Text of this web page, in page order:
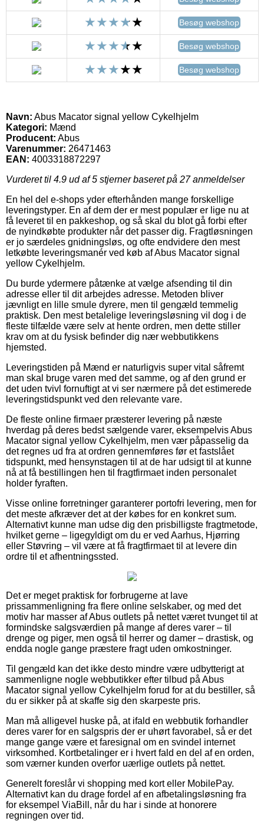
Besøg webshop
Besøg webshop
Besøg webshop
Navn: Abus Macator signal yellow Cykelhjelm
Kategori: Mænd
Producent: Abus
Varenummer: 26471463
EAN: 4003318872297
Vurderet til 4.9 ud af 5 stjerner baseret på 27anmeldelser
En hel del e-shops yder efterhånden mange forskellige
leveringstyper. En af dem der er mest populær er lige nu at
få leveret til en pakkeshop, og så skal du blot gå forbi efter
de nyindkøbte produkter når det passer dig. Fragtløsningen
er jo særdeles gnidningsløs, og ofte endvidere den mest
letkøbte leveringsmanér ved køb af Abus Macator signal
yellow Cykelhjelm.
Du burde ydermere påtænke at vælge afsending til din
adresse eller til dit arbejdes adresse. Metoden bliver
jævnligt en lille smule dyrere, men til gengæld temmelig
praktisk. Den mest betalelige leveringsløsning vil dog i de
fleste tilfælde være selv at hente ordren, men dette stiller
krav om at du fysisk befinder dig nær webbutikkens
hjemsted.
Leveringstiden på Mænd er naturligvis super vital såfremt
man skal bruge varen med det samme, og af den grund er
det uden tvivl fornuftigt at vi ser nærmere på det estimerede
leveringstidspunkt ved den relevante vare.
De fleste online firmaer præsterer levering på næste
hverdag på deres bedst sælgende varer, eksempelvis Abus
Macator signal yellow Cykelhjelm, men vær påpasselig da
det regnes ud fra at ordren gennemføres før et fastslået
tidspunkt, med hensynstagen til at de har udsigt til at kunne
nå at få bestillingen hen til fragtfirmaet inden personalet
holder fyraften.
Visse online forretninger garanterer portofri levering, men for
det meste afkræver det at der købes for en konkret sum.
Alternativt kunne man udse dig den prisbilligste fragtmetode,
hvilket gerne – ligegyldigt om du er ved Aarhus, Hjørring
eller Støvring – vil være at få fragtfirmaet til at levere din
ordre til et afhentningssted.
Det er meget praktisk for forbrugerne at lave
prissammenligning fra flere online selskaber, og med det
motiv har masser af Abus outlets på nettet været tvunget til at
formindske salgsværdien på mange af deres varer – til
drenge og piger, men også til herrer og damer – drastisk, og
endda nogle gange præstere fragt uden omkostninger.
Til gengæld kan det ikke desto mindre være udbytterigt at
sammenligne nogle webbutikker efter tilbud på Abus
Macator signal yellow Cykelhjelm forud for at du bestiller, så
du er sikker på at skaffe sig den skarpeste pris.
Man må alligevel huske på, at ifald en webbutik forhandler
deres varer for en salgspris der er uhørt favorabel, så er det
mange gange være et faresignal om en svindel internet
virksomhed. Kortbetalinger er i hvert fald en del af en orden,
som værner kunden overfor uærlige outlets på nettet.
Generelt foreslår vi shopping med kort eller MobilePay.
Alternativt kan du drage fordel af en afbetalingsløsning fra
for eksempel ViaBill, når du har i sinde at honorere
regningen over tid.